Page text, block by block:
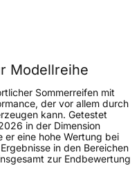
Modellreihe
Sommerreifen mit
der vor allem durch
kann. Getestet
in der Dimension
er eine hohe Wertung bei
in den Bereichen
zur Endbewertung